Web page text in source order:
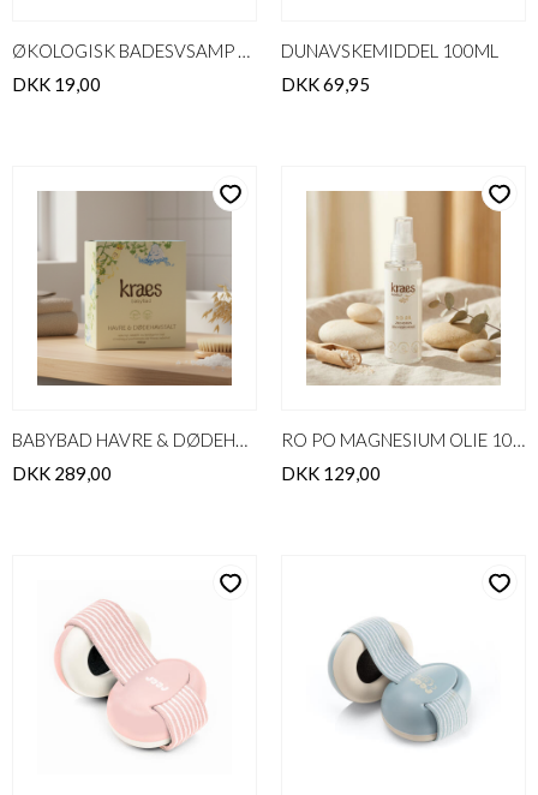
ØKOLOGISK BADESVSAMP BLÅ
DKK 19,00
DUNAVSKEMIDDEL 100ML
DKK 69,95
BABYBAD HAVRE & DØDEHAVSSALT
DKK 289,00
RO PO MAGNESIUM OLIE 100ML
DKK 129,00